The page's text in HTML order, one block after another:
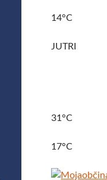
14°C
JUTRI
31°C
17°C